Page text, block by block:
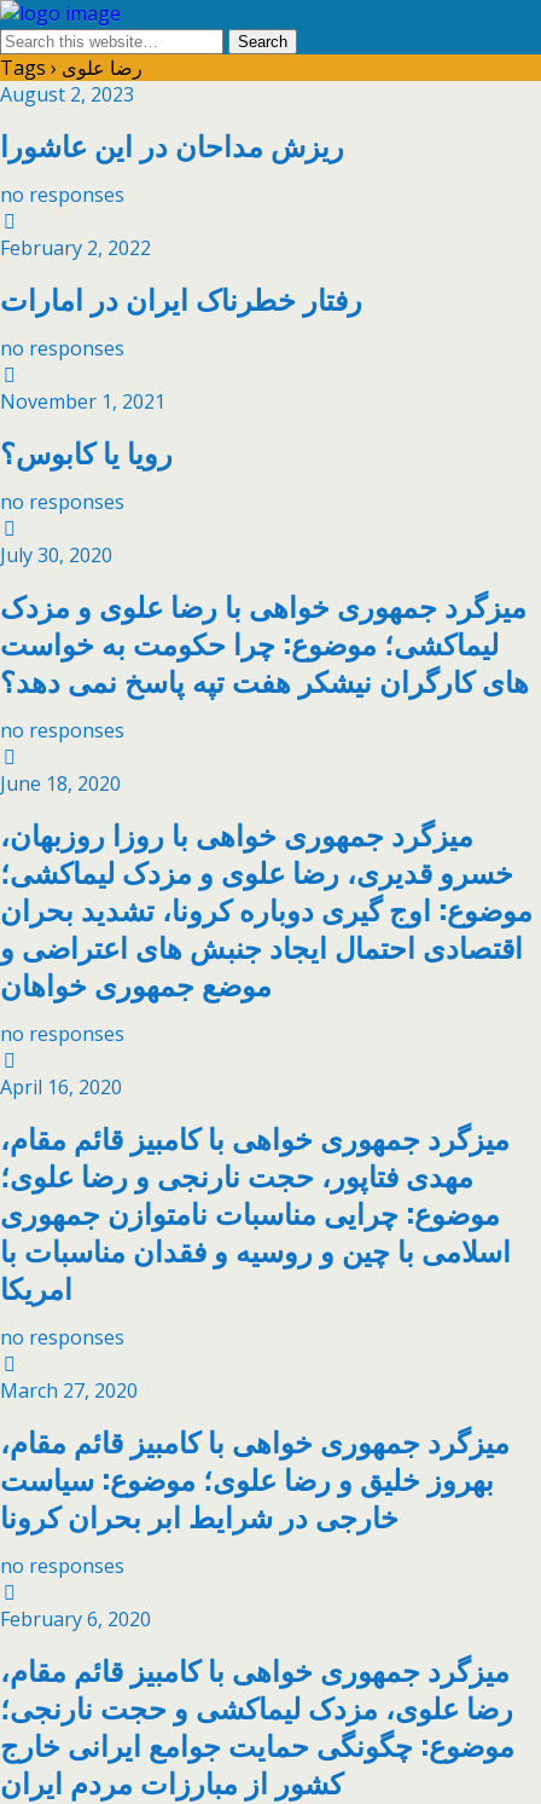
Tags › رضا علوی
August 2, 2023
ریزش مداحان در این عاشورا
no responses
February 2, 2022
رفتار خطرناک ایران در امارات
no responses
November 1, 2021
رویا یا کابوس؟
no responses
July 30, 2020
میزگرد جمهوری خواهی با رضا علوی و مزدک
لیماکشی؛ موضوع: چرا حکومت به خواست
های کارگران نیشکر هفت تپه پاسخ نمی دهد؟
no responses
June 18, 2020
میزگرد جمهوری خواهی با روزا روزبهان،
خسرو قدیری، رضا علوی و مزدک لیماکشی؛
موضوع: اوج گیری دوباره کرونا، تشدید بحران
اقتصادی احتمال ایجاد جنبش های اعتراضی و
موضع جمهوری خواهان
no responses
April 16, 2020
میزگرد جمهوری خواهی با کامبیز قائم مقام،
مهدی فتاپور، حجت نارنجی و رضا علوی؛
موضوع: چرایی مناسبات نامتوازن جمهوری
اسلامی با چین و روسیه و فقدان مناسبات با
امریکا
no responses
March 27, 2020
میزگرد جمهوری خواهی با کامبیز قائم مقام،
بهروز خلیق و رضا علوی؛ موضوع: سیاست
خارجی در شرایط ابر بحران کرونا
no responses
February 6, 2020
میزگرد جمهوری خواهی با کامبیز قائم مقام،
رضا علوی، مزدک لیماکشی و حجت نارنجی؛
موضوع: چگونگی حمایت جوامع ایرانی خارج
کشور از مبارزات مردم ایران